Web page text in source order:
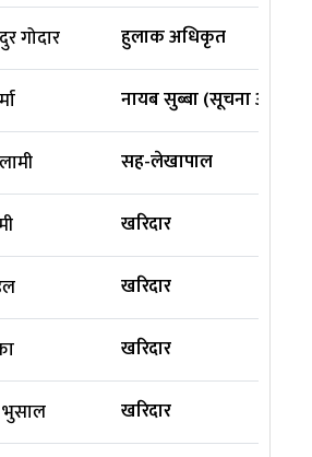
गोदार हुलाक अधिकृत
नायब सुब्बा (सूचना
सह-लेखापाल
खरिदार
खरिदार
खरिदार
भुसाल खरिदार